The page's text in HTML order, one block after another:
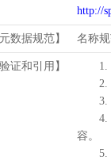
http://
数据规范】 名称
证和引用】
1.
2.
3.
4.
容。
5.